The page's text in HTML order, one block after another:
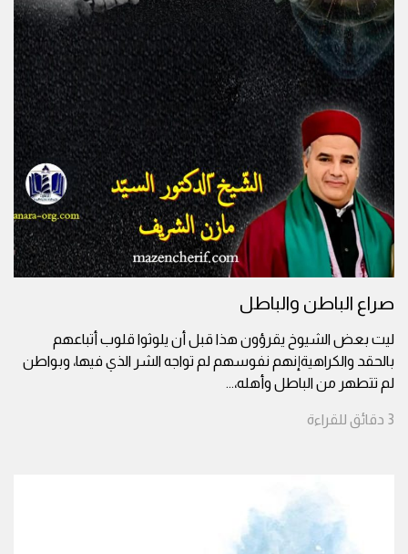
صراع الباطن والباطل
ليت بعض الشيوخ يقرؤون هذا قبل أن يلوثوا قلوب أتباعهم
بالحقد والكراهيةإنهم نفوسهم لم تواجه الشر الذي فيها، وبواطن
لم تتطهر من الباطل وأهله،...
3 دقائق للقراءة